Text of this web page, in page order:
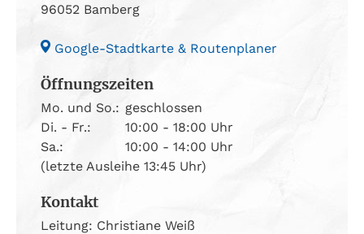
96052 Bamberg
Google-Stadtkarte & Routenplaner
Öffnungszeiten
Mo. und So.: geschlossen
Di. - Fr.:
10:00 - 18:00 Uhr
Sa.:
10:00 - 14:00 Uhr
(letzte Ausleihe 13:45 Uhr)
Kontakt
Leitung: Christiane Weiß